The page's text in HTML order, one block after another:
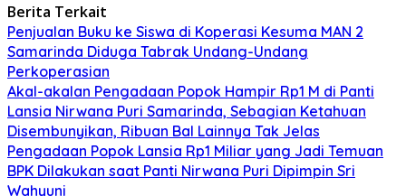
Berita Terkait
Penjualan Buku ke Siswa di Koperasi Kesuma MAN 2
Samarinda Diduga Tabrak Undang-Undang
Perkoperasian
Akal-akalan Pengadaan Popok Hampir Rp1 M di Panti
Lansia Nirwana Puri Samarinda, Sebagian Ketahuan
Disembunyikan, Ribuan Bal Lainnya Tak Jelas
Pengadaan Popok Lansia Rp1 Miliar yang Jadi Temuan
BPK Dilakukan saat Panti Nirwana Puri Dipimpin Sri
Wahyuni